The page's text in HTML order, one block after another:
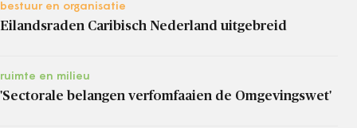
bestuur en organisatie
Eilandsraden Caribisch Nederland uitgebreid
ruimte en milieu
'Sectorale belangen verfomfaaien de Omgevingswet'